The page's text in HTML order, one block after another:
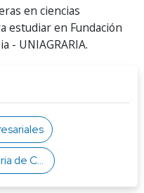
en ciencias
estudiar en Fundación
- UNIAGRARIA.